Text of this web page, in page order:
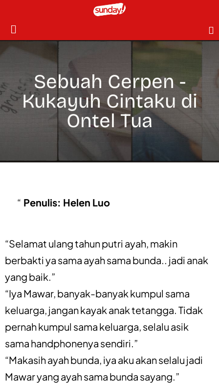
Sebuah Cerpen -
Kukayuh Cintaku di
Ontel Tua
Penulis: Helen Luo
“Selamat ulang tahun putri ayah, makin
berbakti ya sama ayah sama bunda.. jadi anak
yang baik.”
“Iya Mawar, banyak-banyak kumpul sama
keluarga, jangan kayak anak tetangga. Tidak
pernah kumpul sama keluarga, selalu asik
sama handphonenya sendiri.”
“Makasih ayah bunda, iya aku akan selalu jadi
Mawar yang ayah sama bunda sayang.”